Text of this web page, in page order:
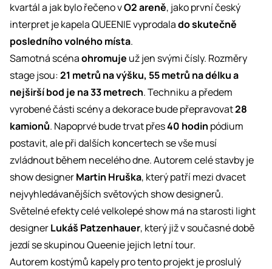
kvartál a jak bylo řečeno vO2 areně, jako první český
interpret je kapela QUEENIE vyprodalado skutečně
posledního volného místa.
Samotná scénaohromuje už jen svými čísly. Rozměry
stage jsou:21 metrů na výšku, 55 metrů na délku a
nejširší bod je na 33 metrech. Techniku a předem
vyrobené části scény a dekorace bude přepravovat28
kamionů. Napoprvé bude trvat přes40 hodin pódium
postavit, ale při dalších koncertech se vše musí
zvládnout během necelého dne. Autorem celé stavby je
show designerMartin Hruška, který patří mezi dvacet
nejvyhledávanějších světových show designerů.
Světelné efekty celé velkolepé show má na starosti light
designerLukáš Patzenhauer, který již v současné době
jezdí se skupinou Queenie jejich letní tour.
Autorem kostýmů kapely pro tento projekt je proslulý